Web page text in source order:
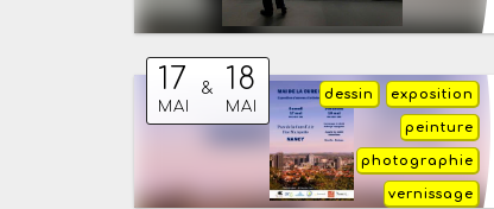
17
MAI
& 18
MAI
exposition
dessin
peinture
photographie
vernissage